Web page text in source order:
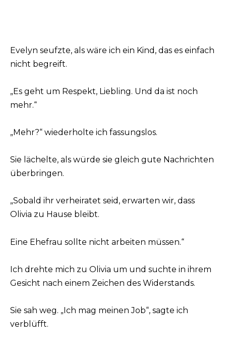
Evelyn seufzte, als wäre ich ein Kind, das es einfach
nicht begreift.
„Es geht um Respekt, Liebling. Und da ist noch
mehr.“
„Mehr?“ wiederholte ich fassungslos.
Sie lächelte, als würde sie gleich gute Nachrichten
überbringen.
„Sobald ihr verheiratet seid, erwarten wir, dass
Olivia zu Hause bleibt.
Eine Ehefrau sollte nicht arbeiten müssen.“
Ich drehte mich zu Olivia um und suchte in ihrem
Gesicht nach einem Zeichen des Widerstands.
Sie sah weg. „Ich mag meinen Job“, sagte ich
verblüfft.